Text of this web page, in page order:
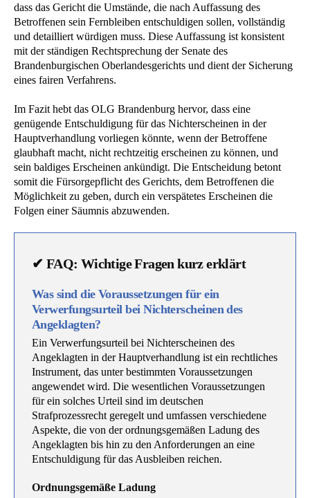
dass das Gericht die Umstände, die nach Auffassung des
Betroffenen sein Fernbleiben entschuldigen sollen, vollständig
und detailliert würdigen muss. Diese Auffassung ist konsistent
mit der ständigen Rechtsprechung der Senate des
Brandenburgischen Oberlandesgerichts und dient der Sicherung
eines fairen Verfahrens.
Im Fazit hebt das OLG Brandenburg hervor, dass eine
genügende Entschuldigung für das Nichterscheinen in der
Hauptverhandlung vorliegen könnte, wenn der Betroffene
glaubhaft macht, nicht rechtzeitig erscheinen zu können, und
sein baldiges Erscheinen ankündigt. Die Entscheidung betont
somit die Fürsorgepflicht des Gerichts, dem Betroffenen die
Möglichkeit zu geben, durch ein verspätetes Erscheinen die
Folgen einer Säumnis abzuwenden.
✔ FAQ: Wichtige Fragen kurz erklärt
Was sind die Voraussetzungen für ein
Verwerfungsurteil bei Nichterscheinen des
Angeklagten?
Ein Verwerfungsurteil bei Nichterscheinen des
Angeklagten in der Hauptverhandlung ist ein rechtliches
Instrument, das unter bestimmten Voraussetzungen
angewendet wird. Die wesentlichen Voraussetzungen
für ein solches Urteil sind im deutschen
Strafprozessrecht geregelt und umfassen verschiedene
Aspekte, die von der ordnungsgemäßen Ladung des
Angeklagten bis hin zu den Anforderungen an eine
Entschuldigung für das Ausbleiben reichen.
Ordnungsgemäße Ladung